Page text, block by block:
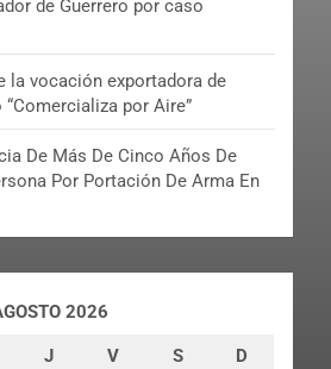
de Guerrero por caso
la vocación exportadora de
por Aire”
De Más De Cinco Años De
Por Portación De Arma En
2026
J V S D